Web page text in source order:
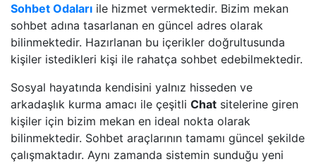
Sohbet Odaları ile hizmet vermektedir. Bizim mekan
sohbet adına tasarlanan en güncel adres olarak
bilinmektedir. Hazırlanan bu içerikler doğrultusunda
kişiler istedikleri kişi ile rahatça sohbet edebilmektedir.
Sosyal hayatında kendisini yalnız hisseden ve
arkadaşlık kurma amacı ile çeşitli Chat sitelerine giren
kişiler için bizim mekan en ideal nokta olarak
bilinmektedir. Sohbet araçlarının tamamı güncel şekilde
çalışmaktadır. Aynı zamanda sistemin sunduğu yeni